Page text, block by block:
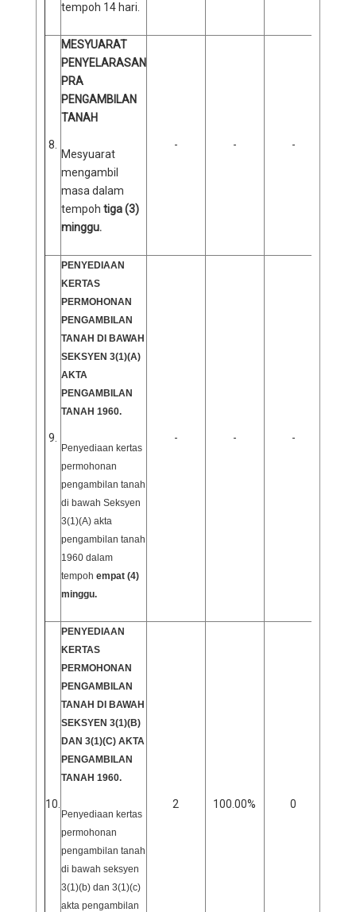
tempoh 14 hari.
8.
MESYUARAT
PENYELARASAN
PRA
PENGAMBILAN
TANAH
Mesyuarat
mengambil
masa dalam
tempoh tiga (3)
minggu.
- - -
9.
PENYEDIAAN
KERTAS
PERMOHONAN
PENGAMBILAN
TANAH DI BAWAH
SEKSYEN 3(1)(A)
AKTA
PENGAMBILAN
TANAH 1960.
Penyediaan kertas
permohonan
pengambilan tanah
di bawah Seksyen
3(1)(A) akta
pengambilan tanah
1960 dalam
tempoh empat (4)
minggu.
- - -
10.
PENYEDIAAN
KERTAS
PERMOHONAN
PENGAMBILAN
TANAH DI BAWAH
SEKSYEN 3(1)(B)
DAN 3(1)(C) AKTA
PENGAMBILAN
TANAH 1960.
Penyediaan kertas
permohonan
pengambilan tanah
di bawah seksyen
3(1)(b) dan 3(1)(c)
akta pengambilan
2 100.00% 0